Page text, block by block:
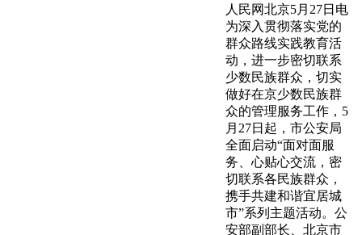
人民网北京5月27日电
为深入贯彻落实党的
群众路线实践教育活
动，进一步密切联系
少数民族群众，切实
做好在京少数民族群
众的管理服务工作，5
月27日起，市公安局
全面启动“面对面服
务、心贴心交流，密
切联系各民族群众，
携手共建和谐宜居城
市”系列主题活动。公
安部副部长、北京市